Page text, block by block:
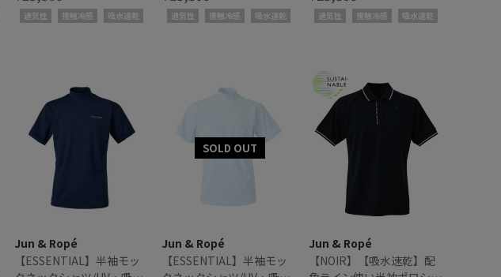
通気性 接触冷感 吸水速乾 通気性 接触冷感 吸水速乾 通気性 接触冷感 吸水速乾
Jun & Ropé
【ESSENTIAL】半袖モッ
Jun & Ropé
【ESSENTIAL】半袖モッ
Jun & Ropé
【NOIR】【吸水速乾】配